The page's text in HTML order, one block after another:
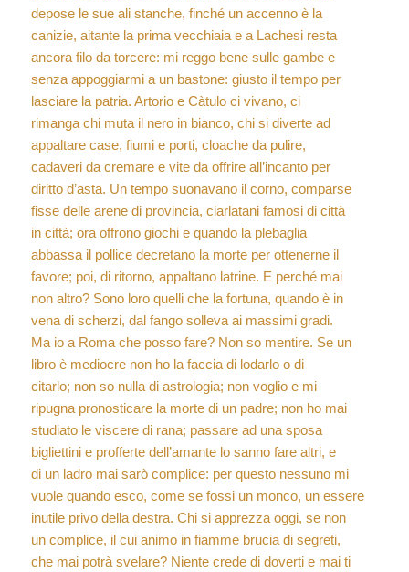
depose le sue ali stanche, finché un accenno è la
canizie, aitante la prima vecchiaia e a Lachesi resta
ancora filo da torcere: mi reggo bene sulle gambe e
senza appoggiarmi a un bastone: giusto il tempo per
lasciare la patria. Artorio e Càtulo ci vivano, ci
rimanga chi muta il nero in bianco, chi si diverte ad
appaltare case, fiumi e porti, cloache da pulire,
cadaveri da cremare e vite da offrire all’incanto per
diritto d’asta. Un tempo suonavano il corno, comparse
fisse delle arene di provincia, ciarlatani famosi di città
in città; ora offrono giochi e quando la plebaglia
abbassa il pollice decretano la morte per ottenerne il
favore; poi, di ritorno, appaltano latrine. E perché mai
non altro? Sono loro quelli che la fortuna, quando è in
vena di scherzi, dal fango solleva ai massimi gradi.
Ma io a Roma che posso fare? Non so mentire. Se un
libro è mediocre non ho la faccia di lodarlo o di
citarlo; non so nulla di astrologia; non voglio e mi
ripugna pronosticare la morte di un padre; non ho mai
studiato le viscere di rana; passare ad una sposa
bigliettini e profferte dell’amante lo sanno fare altri, e
di un ladro mai sarò complice: per questo nessuno mi
vuole quando esco, come se fossi un monco, un essere
inutile privo della destra. Chi si apprezza oggi, se non
un complice, il cui animo in fiamme brucia di segreti,
che mai potrà svelare? Niente crede di doverti e mai ti